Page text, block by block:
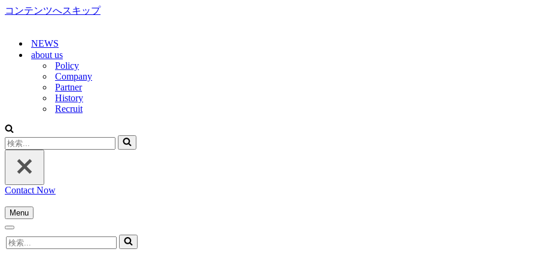
コンテンツへスキップ
NEWS
about us
Policy
Company
Partner
History
Recruit
検
索...
Contact Now
Menu
ナ
ゲ
ナ
ビ
検
索...